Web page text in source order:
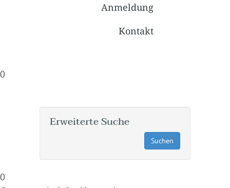
Anmeldung
Kontakt
0
Erweiterte Suche
0